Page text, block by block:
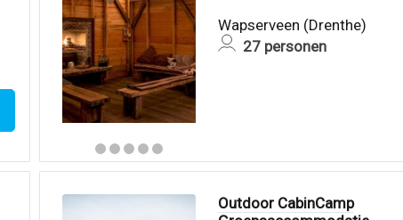
Wapserveen (Drenthe)
27 personen
Outdoor CabinCamp